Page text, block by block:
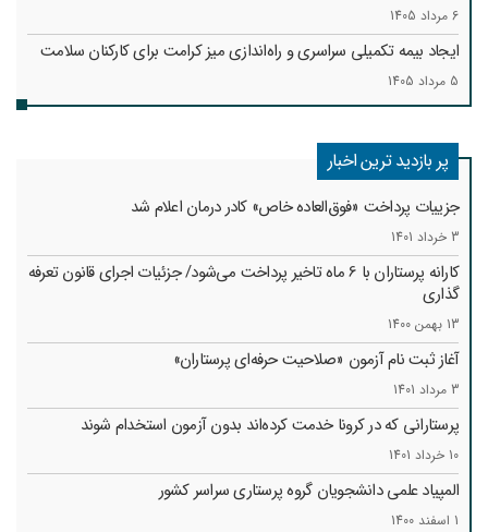
6 مرداد 1405
ایجاد بیمه تکمیلی سراسری و راه‌اندازی میز کرامت برای کارکنان سلامت
5 مرداد 1405
پر بازدید ترین اخبار
جزییات پرداخت «فوق‌العاده خاص» کادر درمان اعلام شد
3 خرداد 1401
کارانه‌ پرستاران با 6 ماه تاخیر پرداخت می‌شود/ جزئیات اجرای قانون تعرفه
گذاری
13 بهمن 1400
آغاز ثبت نام آزمون «صلاحیت حرفه‌ای پرستاران»
3 مرداد 1401
پرستارانی که در کرونا خدمت کرد‌ه‌اند بدون آزمون استخدام شوند
10 خرداد 1401
المپیاد علمی دانشجویان گروه پرستاری سراسر کشور
1 اسفند 1400